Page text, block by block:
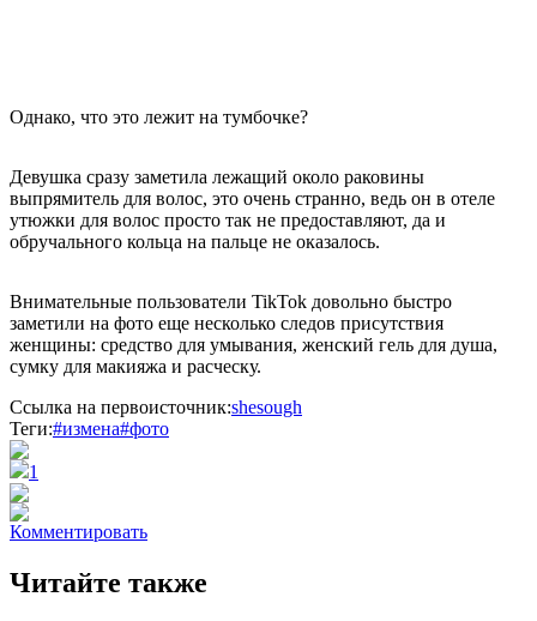
Однако, что это лежит на тумбочке?
Девушка сразу заметила лежащий около раковины
выпрямитель для волос, это очень странно, ведь он в отеле
утюжки для волос просто так не предоставляют, да и
обручального кольца на пальце не оказалось.
Внимательные пользователи TikTok довольно быстро
заметили на фото еще несколько следов присутствия
женщины: средство для умывания, женский гель для душа,
сумку для макияжа и расческу.
Ссылка на первоисточник:shesough
Теги:#измена#фото
1
Комментировать
Читайте также